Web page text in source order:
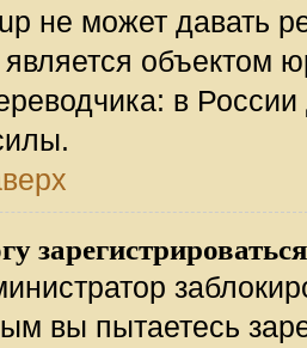
не может давать
объектом
в
вы пытаетесь